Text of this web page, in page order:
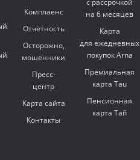
Комплаенс
Отчётность
Осторожно,
мошенники
Пресс-
центр
Карта сайта
Контакты
с рассрочкой
на 6 месяцев
Карта
для ежедневных
покупок Arna
Премиальная
карта Tau
Пенсионная
карта Tañ